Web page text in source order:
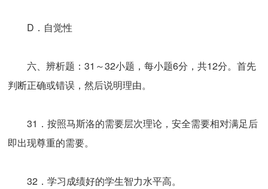
D．自觉性
六、辨析题：31～32小题，每小题6分，共12分。首先
判断正确或错误，然后说明理由。
31．按照马斯洛的需要层次理论，安全需要相对满足后
即出现尊重的需要。
32．学习成绩好的学生智力水平高。